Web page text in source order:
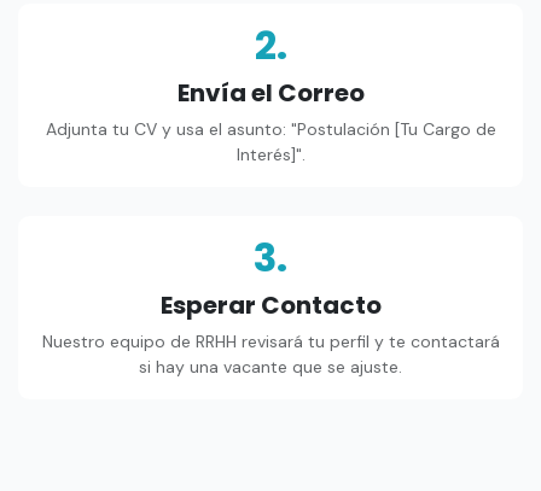
2.
Envía el Correo
Adjunta tu CV y usa el asunto: "Postulación [Tu Cargo de
Interés]".
3.
Esperar Contacto
Nuestro equipo de RRHH revisará tu perfil y te contactará
si hay una vacante que se ajuste.